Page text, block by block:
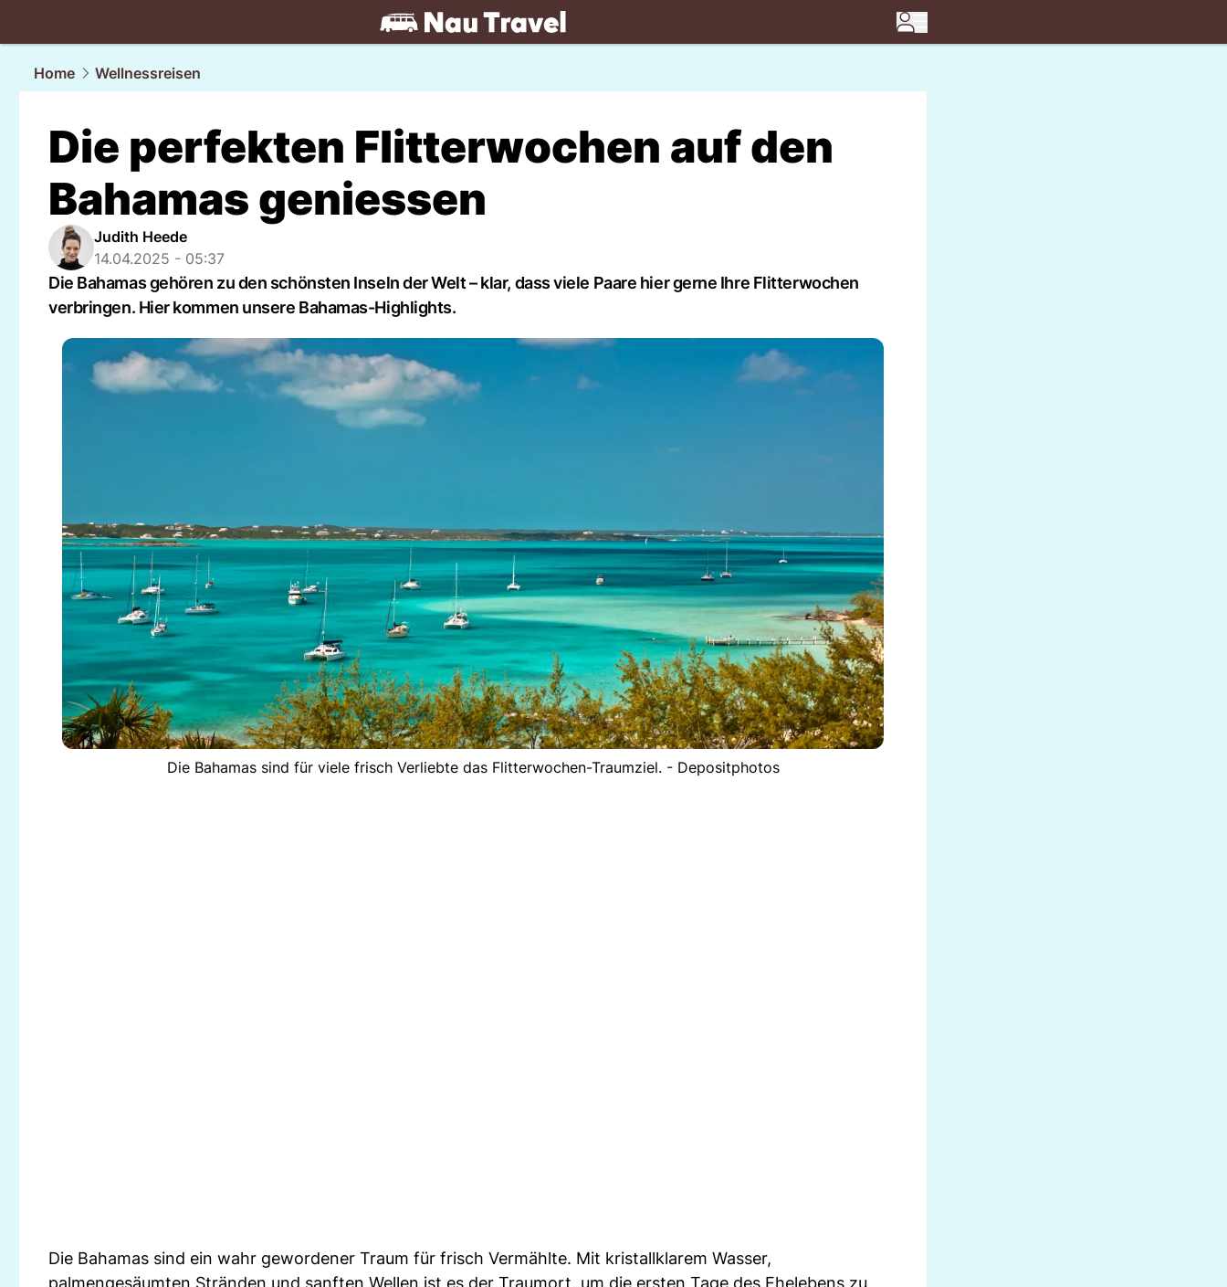
travel.NAU.ch
Home
Wellnessreisen
Die perfekten Flitterwochen auf den
Bahamas geniessen
Judith Heede
14.04.2025 - 05:37
Die Bahamas gehören zu den schönsten Inseln der Welt – klar, dass viele Paare hier gerne Ihre Flitterwochen
verbringen. Hier kommen unsere Bahamas-Highlights.
Die Bahamas sind für viele frisch Verliebte das Flitterwochen-Traumziel. - Depositphotos
Die Bahamas sind ein wahr gewordener Traum für frisch Vermählte. Mit kristallklarem Wasser,
palmengesäumten Stränden und sanften Wellen ist es der Traumort, um die ersten Tage des Ehelebens zu